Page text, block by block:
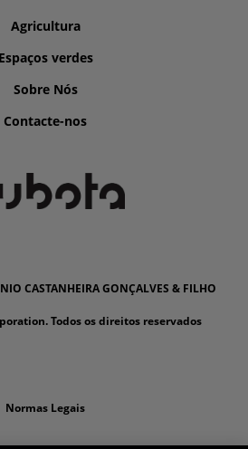
Agricultura
Espaços verdes
Sobre Nós
Contacte-nos
CASTANHEIRA GONÇALVES & FILHO
Todos os direitos reservados
Normas Legais